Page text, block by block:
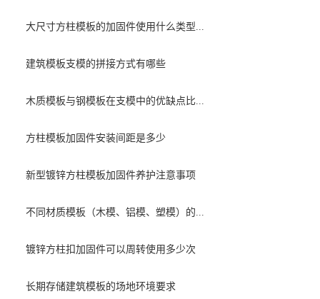
大尺寸方柱模板的加固件使用什么类型...
建筑模板支模的拼接方式有哪些
木质模板与钢模板在支模中的优缺点比...
方柱模板加固件安装间距是多少
新型镀锌方柱模板加固件养护注意事项
不同材质模板（木模、铝模、塑模）的...
镀锌方柱扣加固件可以周转使用多少次
长期存储建筑模板的场地环境要求